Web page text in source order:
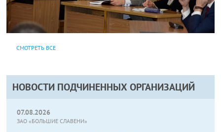
НОВОСТИ ПОДЧИНЕННЫХ ОРГАНИЗАЦИЙ
07.08.2026
ЗАО «БОЛЬШИЕ СЛАВЕНИ»
СМОТРЕТЬ ВСЕ